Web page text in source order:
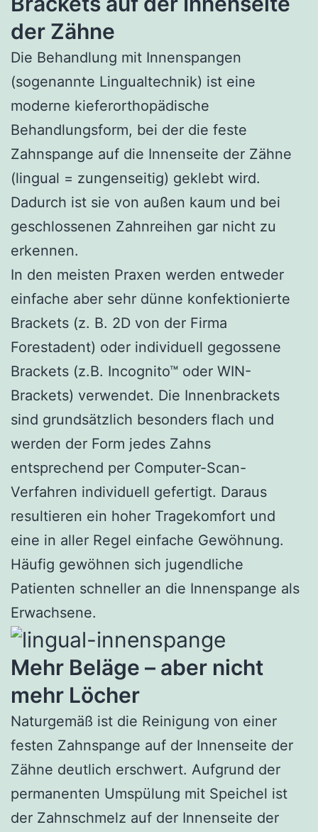
der Zähne
Die Behandlung mit Innenspangen
(sogenannte Lingualtechnik) ist eine
moderne kieferorthopädische
Behandlungsform, bei der die feste
Zahnspange auf die Innenseite der Zähne
(lingual = zungenseitig) geklebt wird.
Dadurch ist sie von außen kaum und bei
geschlossenen Zahnreihen gar nicht zu
erkennen.
In den meisten Praxen werden entweder
einfache aber sehr dünne konfektionierte
Brackets (z. B. 2D von der Firma
Forestadent) oder individuell gegossene
Brackets (z.B. Incognito™ oder WIN-
Brackets) verwendet. Die Innenbrackets
sind grundsätzlich besonders flach und
werden der Form jedes Zahns
entsprechend per Computer-Scan-
Verfahren individuell gefertigt. Daraus
resultieren ein hoher Tragekomfort und
eine in aller Regel einfache Gewöhnung.
Häufig gewöhnen sich jugendliche
Patienten schneller an die Innenspange als
Erwachsene.
Mehr Beläge – aber nicht
mehr Löcher
Naturgemäß ist die Reinigung von einer
festen Zahnspange auf der Innenseite der
Zähne deutlich erschwert. Aufgrund der
permanenten Umspülung mit Speichel ist
der Zahnschmelz auf der Innenseite der